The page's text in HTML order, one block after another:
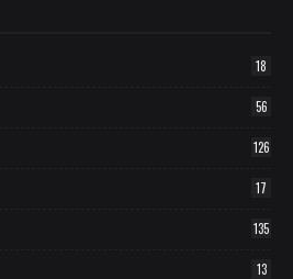
18
56
126
17
135
13